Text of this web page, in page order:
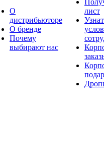
О
дистрибьюторе
О бренде
Почему
выбирают нас
лист